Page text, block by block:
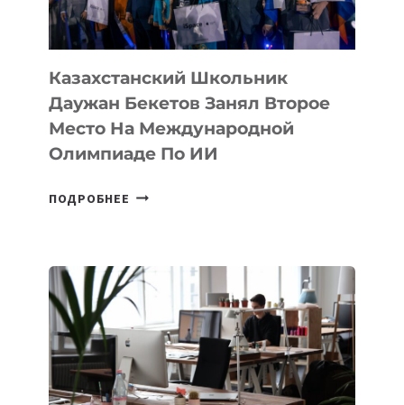
ОЛИМПИАДЕ
ПО
ИИ
Казахстанский Школьник
Даужан Бекетов Занял Второе
Место На Международной
Олимпиаде По ИИ
ПОДРОБНЕЕ КАЗАХСТАНСКИЙ
ЗАНЯЛ
ВТОРОЕ
МЕСТО
НА
МЕЖДУНАРОДНОЙ
ОЛИМПИАДЕ